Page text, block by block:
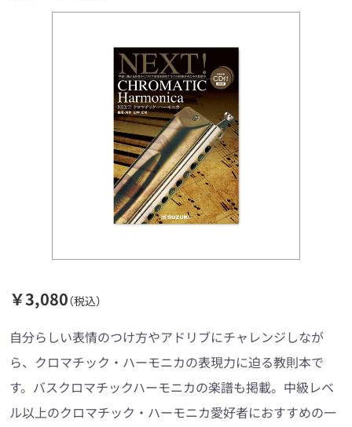
￥3,080（税込）
自分らしい表情のつけ方やアドリブにチャレンジしなが
ら、クロマチック・ハーモニカの表現力に迫る教則本で
す。バスクロマチックハーモニカの楽譜も掲載。中級レベ
ル以上のクロマチック・ハーモニカ愛好者におすすめの一